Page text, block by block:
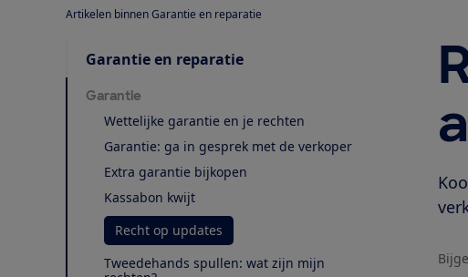
Artikelen binnen Garantie en reparatie
Garantie en reparatie
Garantie
Wettelijke garantie en je rechten
Garantie: ga in gesprek met de verkoper
Extra garantie bijkopen
Kassabon kwijt
Recht op updates
Tweedehands spullen: wat zijn mijn